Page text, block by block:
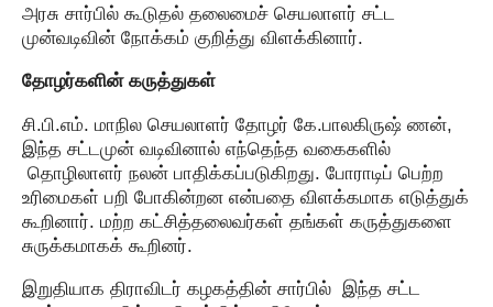
அரசு சார்பில் கூடுதல் தலைமைச் செயலாளர் சட்ட
முன்வடிவின் நோக்கம் குறித்து விளக்கினார்.
தோழர்களின் கருத்துகள்
சி.பி.எம். மாநில செயலாளர் தோழர் கே.பாலகிருஷ் ணன்,
இந்த சட்டமுன் வடிவினால் எந்தெந்த வகைகளில்
தொழிலாளர் நலன் பாதிக்கப்படுகிறது. போராடிப் பெற்ற
உரிமைகள் பறி போகின்றன என்பதை விளக்கமாக எடுத்துக்
கூறினார். மற்ற கட்சித்தலைவர்கள் தங்கள் கருத்துகளை
சுருக்கமாகக் கூறினர்.
இறுதியாக திராவிடர் கழகத்தின் சார்பில் இந்த சட்ட